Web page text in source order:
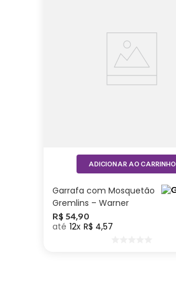
Garrafa com Mosquetão
Gremlins – Warner
R$ 54,90
12 R$ 4,57
ADICIONAR AO CARRINHO